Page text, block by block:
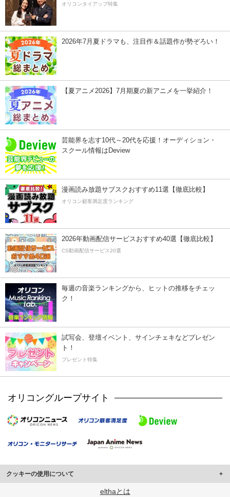
オリコンタイアップ特集
2026年7月夏ドラマも、注目作＆話題作が勢ぞろい！
【夏アニメ2026】7月期夏の新アニメを一挙紹介！
芸能界を志す10代～20代を応援！オーディション・
スクール情報はDeview
漫画読み放題サブスクおすすめ11選【徹底比較】
オリコン顧客満足度ランキング
2026年動画配信サービスおすすめ40選【徹底比較】
CS動画配信サービス20選
毎週の音楽ランキングから、ヒットの推移をチェッ
ク！
試写会、登壇イベント、サインチェキなどプレゼン
ト！
プレゼント特集
オリコングループサイト
クッキーの使用について
このサイトでは Cookie を使用して、ユーザーに合わせたコンテンツや広告の
elthaとは